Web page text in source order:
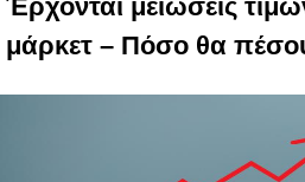
Έρχονται μειώσεις
μάρκετ – Πόσο θα